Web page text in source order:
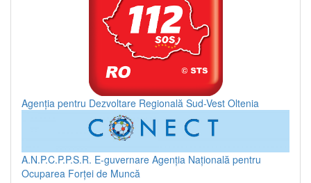
Agenția pentru Dezvoltare Regională Sud-Vest Oltenia
A.N.P.C.P.P.S.R. E-guvernare Agenția Națională pentru
Ocuparea Forței de Muncă